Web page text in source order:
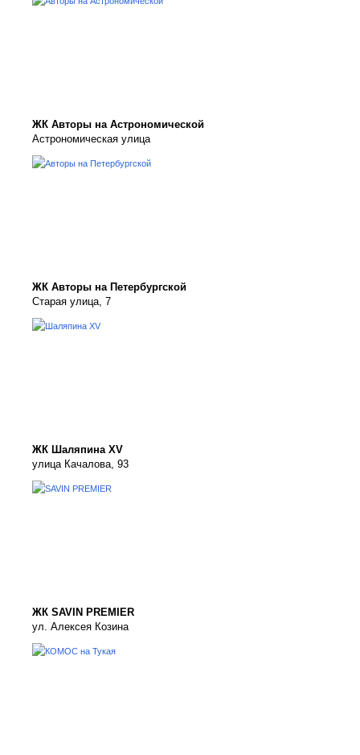
ЖК Авторы на Астрономической
Астрономическая улица
ЖК Авторы на Петербургской
Старая улица, 7
ЖК Шаляпина XV
улица Качалова, 93
ЖК SAVIN PREMIER
ул. Алексея Козина